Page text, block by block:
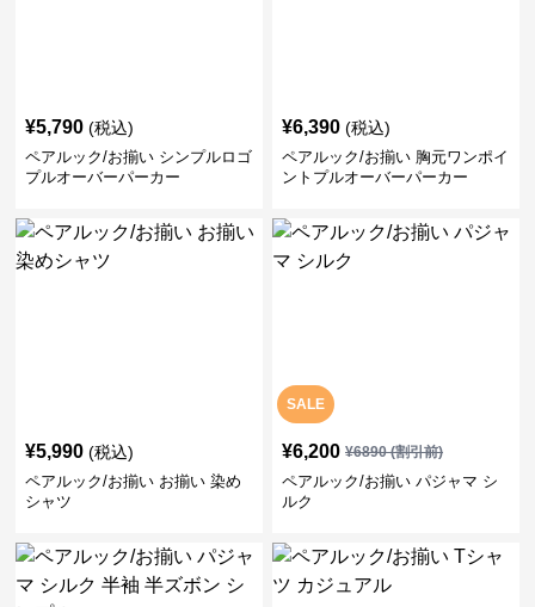
¥5,790 (税込)
ペアルック/お揃い シンプルロゴ
プルオーバーパーカー
¥6,390 (税込)
ペアルック/お揃い 胸元ワンポイ
ントプルオーバーパーカー
¥5,990 (税込)
ペアルック/お揃い お揃い 染め
シャツ
SALE
¥6,200 ¥6890(割引前)
ペアルック/お揃い パジャマ シ
ルク